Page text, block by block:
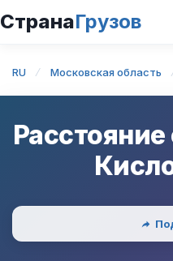
СтранаГрузов
RU Московская область
Расстояние